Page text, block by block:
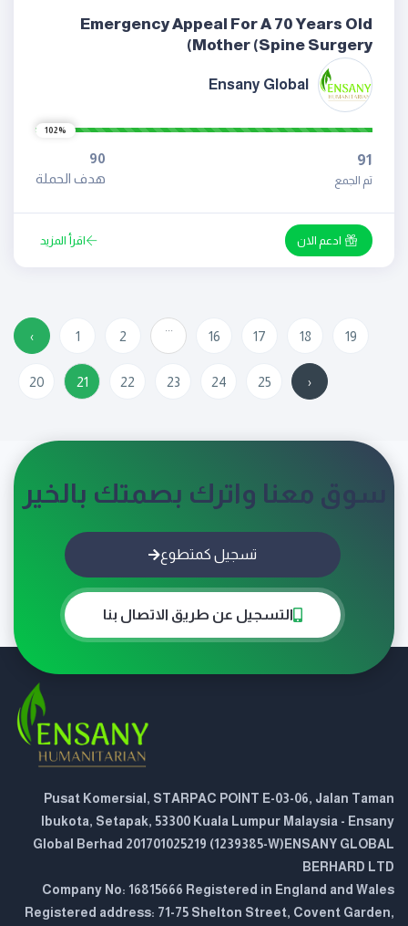
Emergency Appeal For A 70 Years Old
Mother (Spine Surgery)
Ensany Global
102%
91
تم الجمع
90
هدف الحملة
ادعم الان اقرأ المزيد
‹ 1 2 ... 16 17 18 19
20 21 22 23 24 25 ›
سوق معنا واترك بصمتك بالخير
تسجيل كمتطوع
التسجيل عن طريق الاتصال بنا
Pusat Komersial, STARPAC POINT E-03-06, Jalan Taman
Ibukota, Setapak, 53300 Kuala Lumpur Malaysia - Ensany
Global Berhad 201701025219 (1239385-W)ENSANY GLOBAL
BERHARD LTD
Company No: 16815666 Registered in England and Wales
Registered address: 71-75 Shelton Street, Covent Garden,